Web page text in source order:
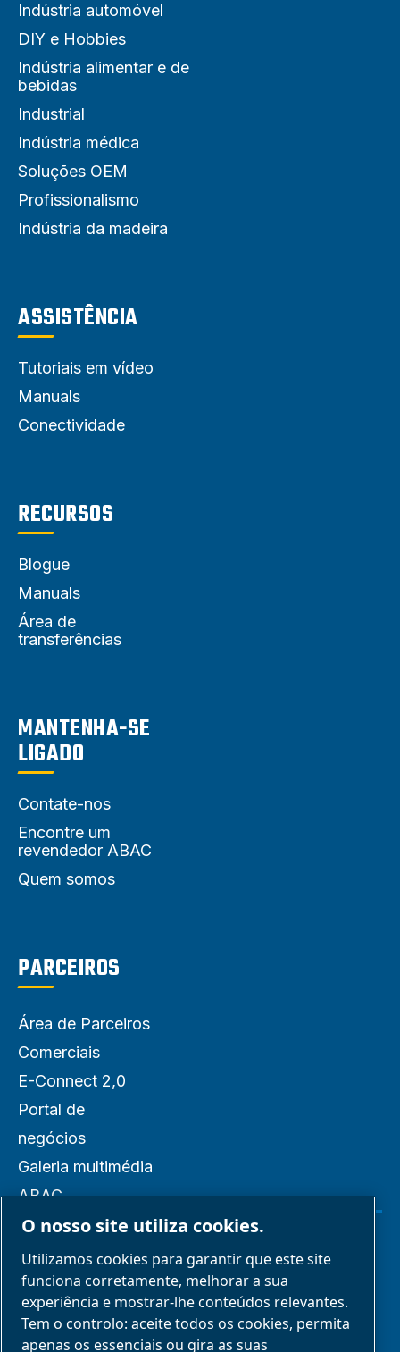
Indústria automóvel
DIY e Hobbies
Indústria alimentar e de
bebidas
Industrial
Indústria médica
Soluções OEM
Profissionalismo
Indústria da madeira
ASSISTÊNCIA
Tutoriais em vídeo
Manuals
Conectividade
RECURSOS
Blogue
Manuals
Área de
transferências
MANTENHA-SE
LIGADO
Contate-nos
Encontre um
revendedor ABAC
Quem somos
PARCEIROS
Área de Parceiros
Comerciais
E-Connect 2,0
Portal de
negócios
Galeria multimédia
ABAC
Gerir cookies
Avisos legais e de privacidade
O nosso site utiliza cookies.
Utilizamos cookies para garantir que este site
funciona corretamente, melhorar a sua
experiência e mostrar-lhe conteúdos relevantes.
Tem o controlo: aceite todos os cookies, permita
apenas os essenciais ou gira as suas